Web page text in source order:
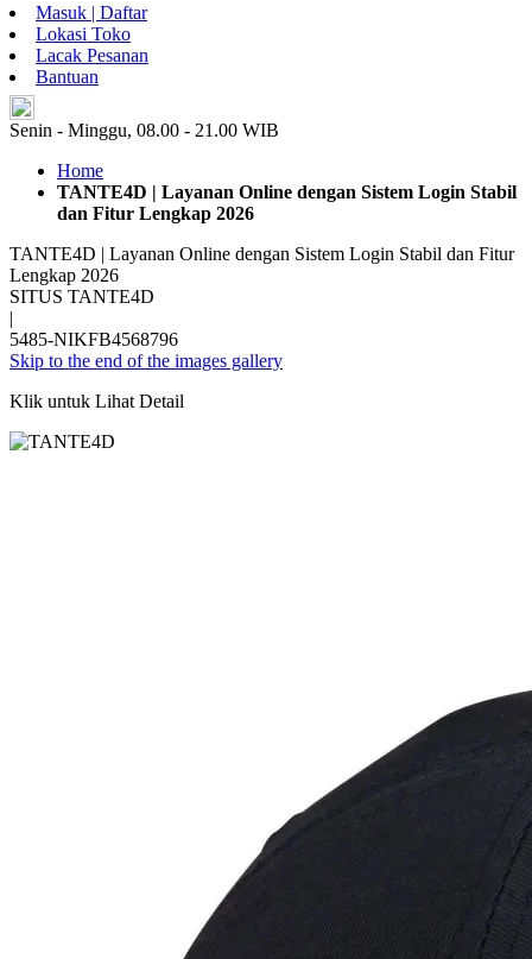
Masuk | Daftar
Lokasi Toko
Lacak Pesanan
Bantuan
Senin - Minggu, 08.00 - 21.00 WIB
Home
TANTE4D | Layanan Online dengan Sistem Login Stabil
dan Fitur Lengkap 2026
TANTE4D | Layanan Online dengan Sistem Login Stabil dan Fitur
Lengkap 2026
SITUS TANTE4D
|
5485-NIKFB4568796
Skip to the end of the images gallery
Klik untuk Lihat Detail